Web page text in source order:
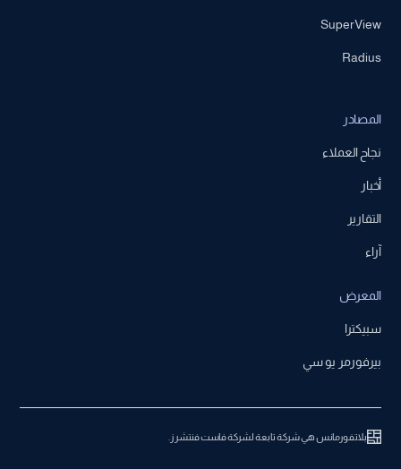
SuperView
Radius
المصادر
نجاح العملاء
أخبار
التقارير
آراء
المعرض
سبيكترا
بيرفورمر يو سي
بلاتفورمانس هي شركة تابعة لشركة فاست فنتشرز.